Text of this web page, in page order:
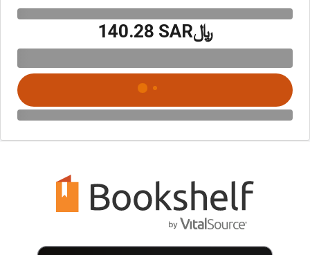
﷼‎140.28 SAR